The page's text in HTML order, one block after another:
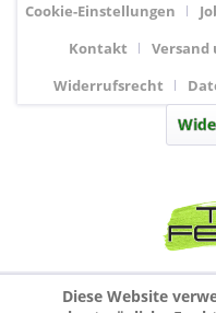
Cookie-Einstellungen
Kontakt
Versand
Widerrufsrecht
Diese Website